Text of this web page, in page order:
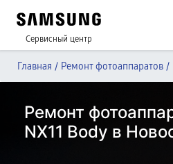
Сервисный центр
Главная / Ремонт фотоаппаратов /
Ремонт
NX11 Body в